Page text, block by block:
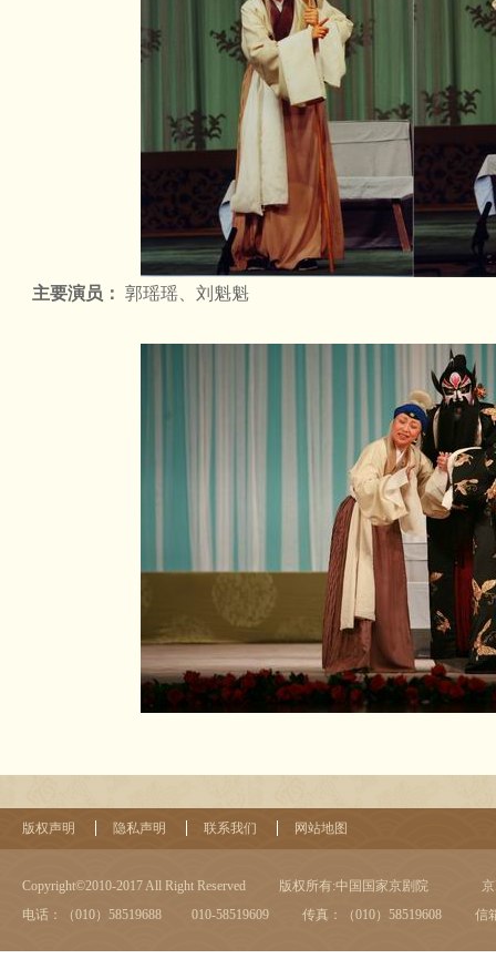
主要演员： 郭瑶瑶、刘魁魁
版权声明 隐私声明 联系我们 网站地图
Copyright©2010-2017 All Right Reserved 版权所有:中国国家京剧院
电话：（010）58519688 010-58519609
传真：（010）58519608 信